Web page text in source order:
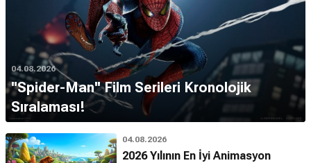
04.08.2026
''Spider-Man'' Film Serileri Kronolojik
Sıralaması!
04.08.2026
2026 Yılının En İyi Animasyon